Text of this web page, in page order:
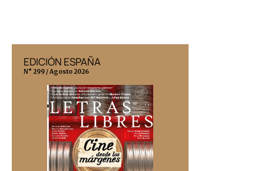
EDICIÓN ESPAÑA
N° 299 / Agosto 2026